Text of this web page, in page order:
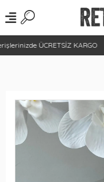
ÜCRETSİZ KARGO